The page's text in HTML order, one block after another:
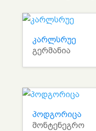
კარლსრუე
გერმანია
პოდგორიცა
მონტენეგრო